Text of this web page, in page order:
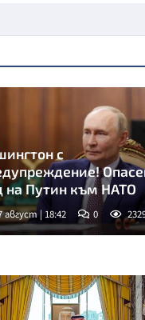
с
на Путин към НАТО
август | 18:42 0